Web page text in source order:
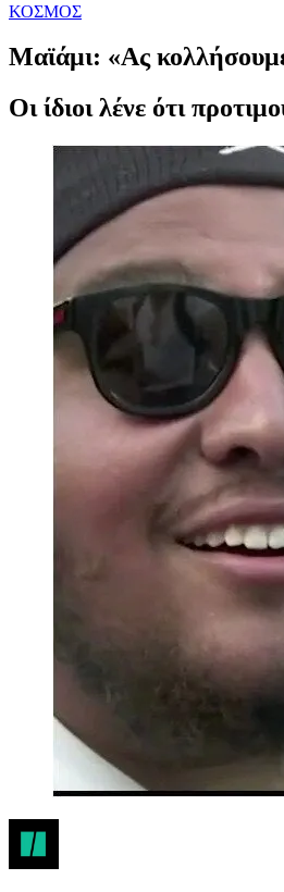
ΚΟΣΜΟΣ
Μαϊάμι: «Ας
Οι ίδιοι λένε ότι